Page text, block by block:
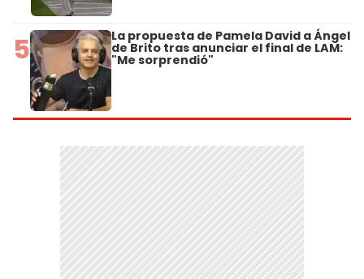
5 La propuesta de Pamela David a Ángel
de Brito tras anunciar el final de LAM:
"Me sorprendió"